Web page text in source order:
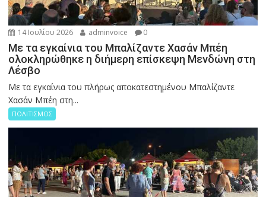
14 Ιουλίου 2026 adminvoice 0
Με τα εγκαίνια του Μπαλίζαντε Χασάν Μπέη
ολοκληρώθηκε η διήμερη επίσκεψη Μενδώνη στη
Λέσβο
Με τα εγκαίνια του πλήρως αποκατεστημένου Μπαλίζαντε
Χασάν Μπέη στη...
ΠΟΛΙΤΙΣΜΟΣ